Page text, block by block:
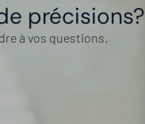
précisions?
à vos questions.